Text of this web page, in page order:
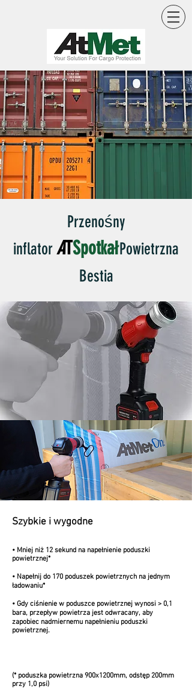
Przenośny
inflatorATSpotkałPowietrzna
Bestia
Szybkie i wygodne
• Mniej niż 12 sekund na napełnienie poduszki
powietrznej*
• Napełnij do 170 poduszek powietrznych na jednym
ładowaniu*
• Gdy ciśnienie w poduszce powietrznej wynosi > 0,1
bara, przepływ powietrza jest odwracany, aby
zapobiec nadmiernemu napełnieniu poduszki
powietrznej.
(* poduszka powietrzna 900x1200mm, odstęp 200mm
przy 1,0 psi)